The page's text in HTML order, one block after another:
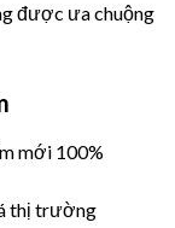
được ưa chuộng
mới 100%
thị trường